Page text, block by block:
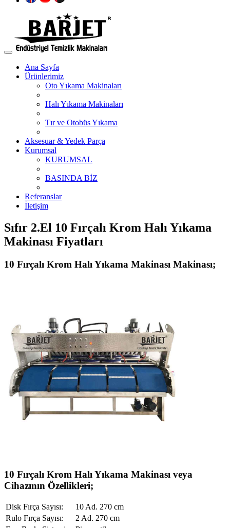
Ana Sayfa
Ürünlerimiz
Oto Yıkama Makinaları
Halı Yıkama Makinaları
Tır ve Otobüs Yıkama
Aksesuar & Yedek Parça
Kurumsal
KURUMSAL
BASINDA BİZ
Referanslar
İletişim
Sıfır 2.El 10 Fırçalı Krom Halı Yıkama
Makinası Fiyatları
10 Fırçalı Krom Halı Yıkama Makinası Makinası;
10 Fırçalı Krom Halı Yıkama Makinası veya
Cihazının Özellikleri;
Disk Fırça Sayısı:
10 Ad. 270 cm
Rulo Fırça Sayısı:
2 Ad. 270 cm